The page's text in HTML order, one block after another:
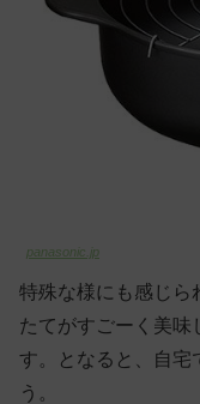
panasonic.jp
特殊な様にも感じら
たてがすごーく美味
す。となると、自宅
う。